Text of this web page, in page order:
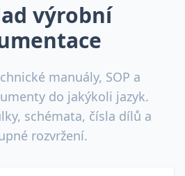
výrobní
manuály, SOP a
do jakýkoli jazyk.
schémata, čísla dílů a
rozvržení.